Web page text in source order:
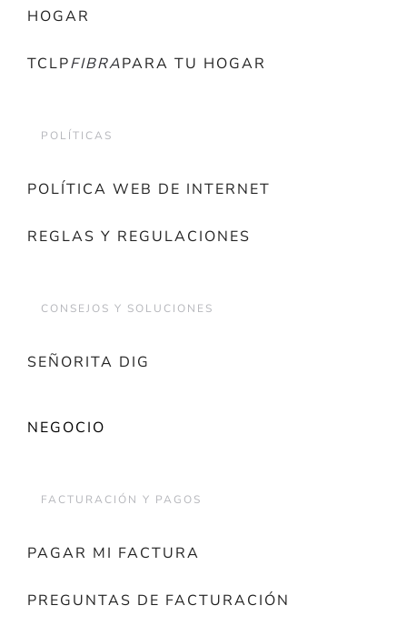
HOGAR
TCLPFIBRAPARA TU HOGAR
POLÍTICAS
POLÍTICA WEB DE INTERNET
REGLAS Y REGULACIONES
CONSEJOS Y SOLUCIONES
SEÑORITA DIG
NEGOCIO
FACTURACIÓN Y PAGOS
PAGAR MI FACTURA
PREGUNTAS DE FACTURACIÓN